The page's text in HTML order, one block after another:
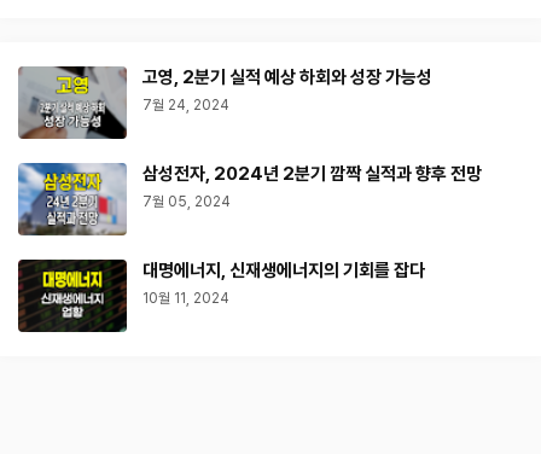
고영, 2분기 실적 예상 하회와 성장 가능성
7월 24, 2024
삼성전자, 2024년 2분기 깜짝 실적과 향후 전망
7월 05, 2024
대명에너지, 신재생에너지의 기회를 잡다
10월 11, 2024